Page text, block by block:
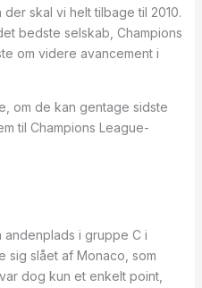
skal vi helt tilbage til 2010.
bedste selskab, Champions
om videre avancement i
om de kan gentage sidste
til Champions League-
i gruppe C i
sig slået af Monaco, som
dog kun et enkelt point,